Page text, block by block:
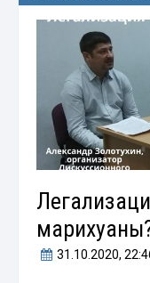
31.10.2020,